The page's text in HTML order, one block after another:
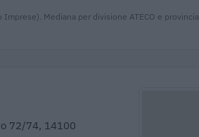
Mediana per divisione ATECO e provincia.
72/74, 14100